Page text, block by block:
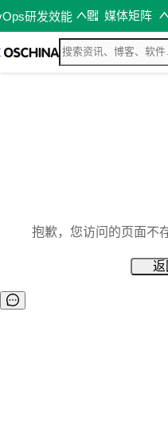
研发效能 媒体矩阵
抱歉，您访问的页面不
返